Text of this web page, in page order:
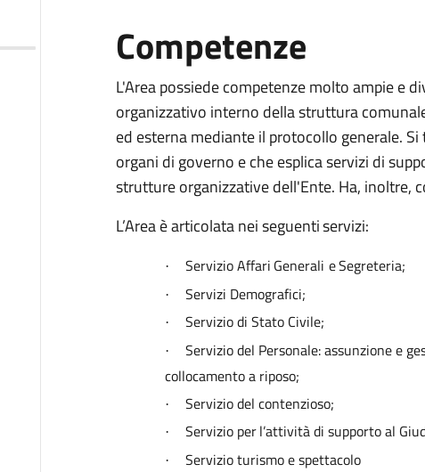
Competenze
L'Area possiede competenze molto ampie e
organizzativo interno della struttura
ed esterna mediante il protocollo generale.
organi di governo e che esplica servizi di
strutture organizzative dell'Ente. Ha, inoltre,
L’Areaèarticolataneiseguentiservizi:
· ServizioAffari Generali eSegreteria;
· Servizi Demografici;
· Serviziodi Stato Civile;
·
Servizio del Personale: assunzione e
collocamento a riposo;
· Serviziodel contenzioso;
· Servizio perl’attivitàdi supportoal
· Servizio turismo e spettacolo